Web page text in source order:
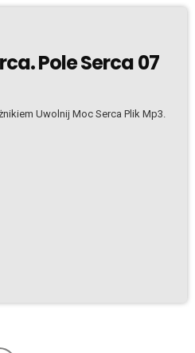
Pole Serca 07
Uwolnij Moc Serca Plik Mp3.